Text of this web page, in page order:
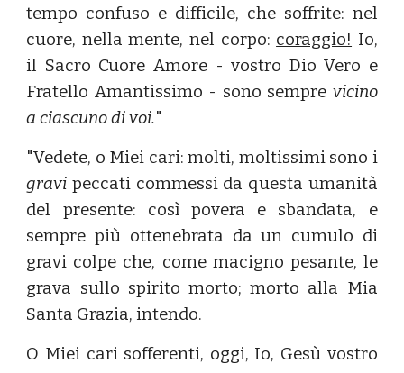
tempo confuso e difficile, che soffrite: nel
cuore, nella mente, nel corpo: coraggio! Io,
il Sacro Cuore Amore - vostro Dio Vero e
Fratello Amantissimo - sono sempre vicino
a ciascuno di voi."
"Vedete, o Miei cari: molti, moltissimi sono i
gravipeccati commessi da questa umanità
del presente: così povera e sbandata, e
sempre più ottenebrata da un cumulo di
gravi colpe che, come macigno pesante, le
grava sullo spirito morto; morto alla Mia
Santa Grazia, intendo.
O Miei cari sofferenti, oggi, Io, Gesù vostro